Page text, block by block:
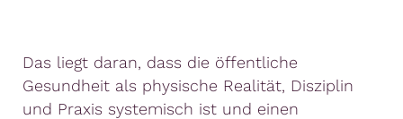
Das liegt daran, dass die öffentliche
Gesundheit als physische Realität, Disziplin
und Praxis systemisch ist und einen